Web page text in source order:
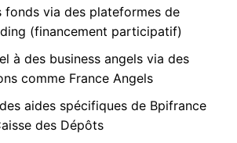
fonds via des plateformes de
(financement participatif)
à des business angels via des
comme France Angels
aides spécifiques de Bpifrance
des Dépôts